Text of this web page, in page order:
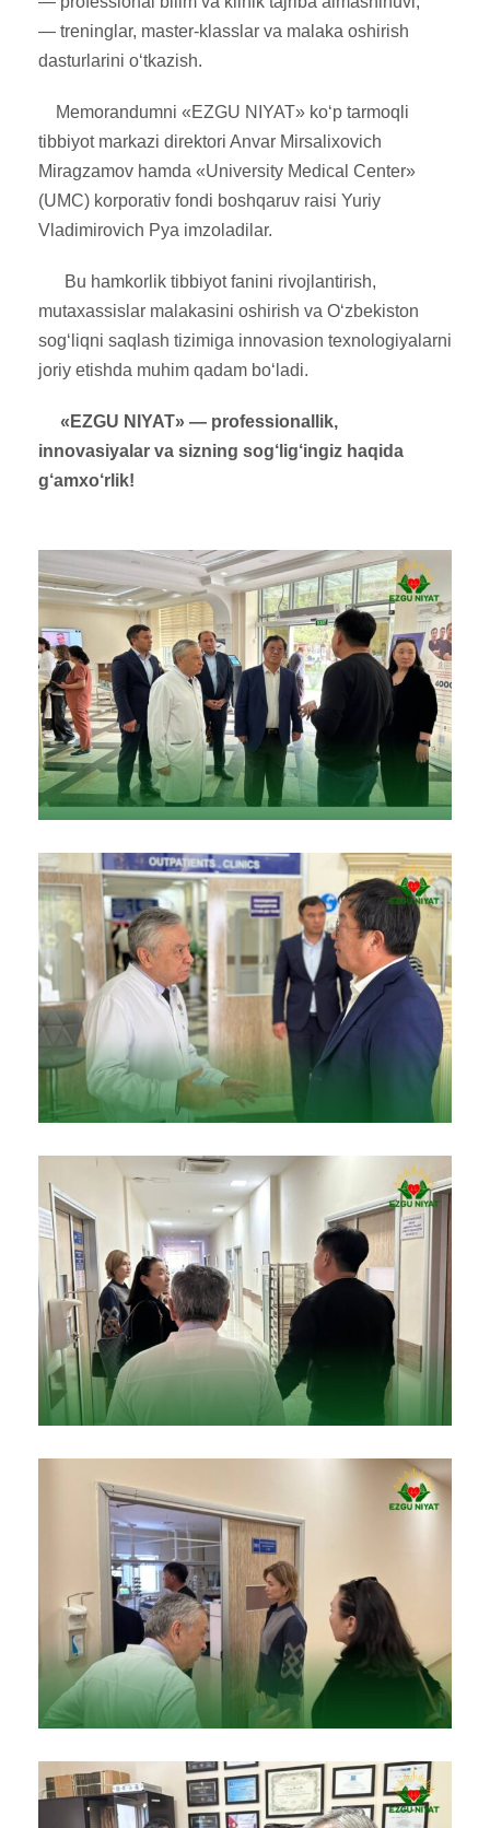
— treninglar, master-klasslar va malaka oshirish
dasturlarini o‘tkazish.
Memorandumni «EZGU NIYAT» ko‘p tarmoqli
tibbiyot markazi direktori Anvar Mirsalixovich
Miragzamov hamda «University Medical Center»
(UMC) korporativ fondi boshqaruv raisi Yuriy
Vladimirovich Pya imzoladilar.
Bu hamkorlik tibbiyot fanini rivojlantirish,
mutaxassislar malakasini oshirish va O‘zbekiston
sog‘liqni saqlash tizimiga innovasion texnologiyalarni
joriy etishda muhim qadam bo‘ladi.
«EZGU NIYAT» — professionallik,
innovasiyalar va sizning sog‘lig‘ingiz haqida
g‘amxo‘rlik!